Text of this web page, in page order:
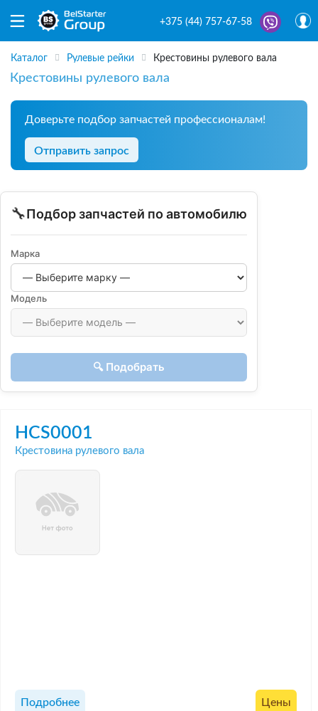
+375 (44) 757-67-58
Каталог Рулевые рейки Крестовины рулевого вала
Крестовины рулевого вала
Доверьте подбор запчастей профессионалам!
Отправить запрос
🔧Подбор запчастей по автомобилю
Марка
Модель
🔍 Подобрать
HCS0001
Крестовина рулевого вала
Подробнее Цены